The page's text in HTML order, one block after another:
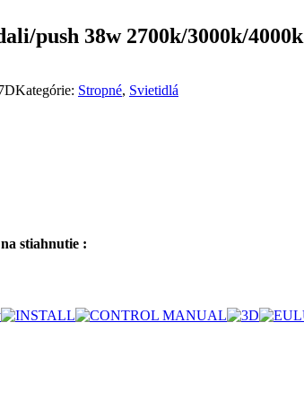
push 38w 2700k/3000k/4000k
Kategórie: Stropné, Svietidlá
stiahnutie :